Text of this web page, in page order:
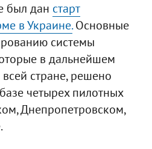
был дан старт
в Украине.Основные
системы
в дальнейшем
стране, решено
четырех пилотных
Днепропетровском,